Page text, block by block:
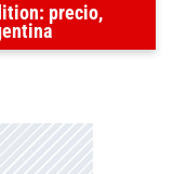
precio,